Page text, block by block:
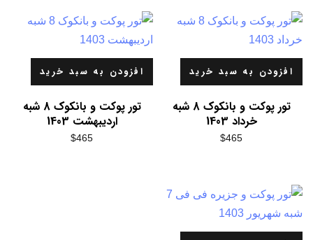
افزودن به سبد خرید
تور پوکت و بانکوک 8 شبه
خرداد 1403
$465
افزودن به سبد خرید
تور پوکت و بانکوک 8 شبه
اردیبهشت 1403
$465